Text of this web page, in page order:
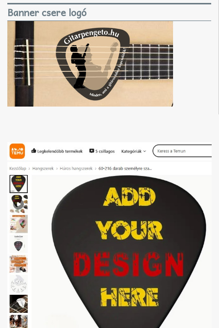
Banner csere logó